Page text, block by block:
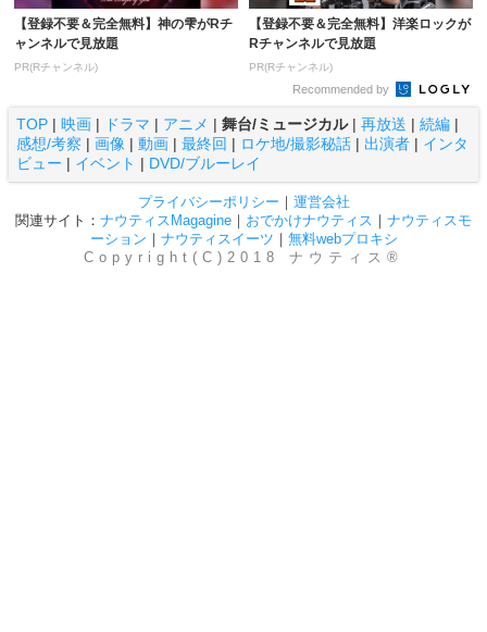
【登録不要＆完全無料】神の雫がRチ
ャンネルで見放題
PR(Rチャンネル)
【登録不要＆完全無料】洋楽ロックが
Rチャンネルで見放題
PR(Rチャンネル)
Recommended by
TOP | 映画 | ドラマ | アニメ | 舞台/ミュージカル| 再放送 | 続編 |
感想/考察 | 画像 | 動画 | 最終回 | ロケ地/撮影秘話 | 出演者 | インタ
ビュー | イベント | DVD/ブルーレイ
プライバシーポリシー ｜ 運営会社
関連サイト： ナウティスMagagine ｜ おでかけナウティス ｜ ナウティスモ
ーション ｜ ナウティスイーツ ｜ 無料webプロキシ
Copyright(C)2018 ナウティス®